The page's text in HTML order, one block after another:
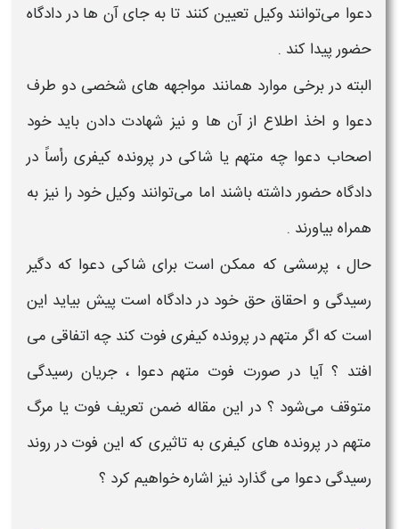
دعوا می‌توانند وکیل تعیین کنند تا به جای آن ها در دادگاه
حضور پیدا کند .
البته در برخی موارد همانند مواجهه ‌های شخصی دو طرف
دعوا و اخذ اطلاع از آن ها و نیز شهادت دادن باید خود
اصحاب دعوا چه متهم یا شاکی در پرونده کیفری رأساً در
دادگاه حضور داشته باشند اما می‌توانند وکیل خود را نیز به
همراه بیاورند .
حال ، پرسشی که ممکن است برای شاکی دعوا که دگیر
رسیدگی و احقاق حق خود در دادگاه است پیش بیاید این
است که اگر متهم در پرونده کیفری فوت کند چه اتفاقی می
افتد ؟ آیا در صورت فوت متهم دعوا ، جریان رسیدگی
متوقف می‌شود ؟ در این مقاله ضمن تعریف فوت یا مرگ
متهم درپرونده های کیفری به تاثیری که این فوت در روند
رسیدگی دعوا می گذارد نیز اشاره خواهیم کرد ؟